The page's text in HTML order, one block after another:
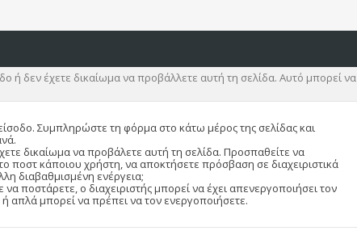
ή δεν έχετε δικαίωμα να προβάλλετε αυτή τη σελίδα. Αυτό μπορεί να
Συμπληρώστε τη φόρμα στο κάτω μέρος της σελίδας και
δικαίωμα να προβάλετε αυτή τη σελίδα. Προσπαθείτε να
ποστ κάποιου χρήστη, να αποκτήσετε πρόσβαση σε διαχειριστικά
διαβαθμισμένη ενέργεια;
ποστάρετε, ο διαχειριστής μπορεί να έχει απενεργοποιήσει τον
απλά μπορεί να πρέπει να τον ενεργοποιήσετε.